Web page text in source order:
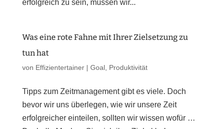
erfolgreich zu sein, müssen wir...
Was eine rote Fahne mit Ihrer Zielsetzung zu
tun hat
von Effizientertainer| Goal, Produktivität
Tipps zum Zeitmanagement gibt es viele. Doch
bevor wir uns überlegen, wie wir unsere Zeit
erfolgreicher einteilen, sollten wir wissen wofür …